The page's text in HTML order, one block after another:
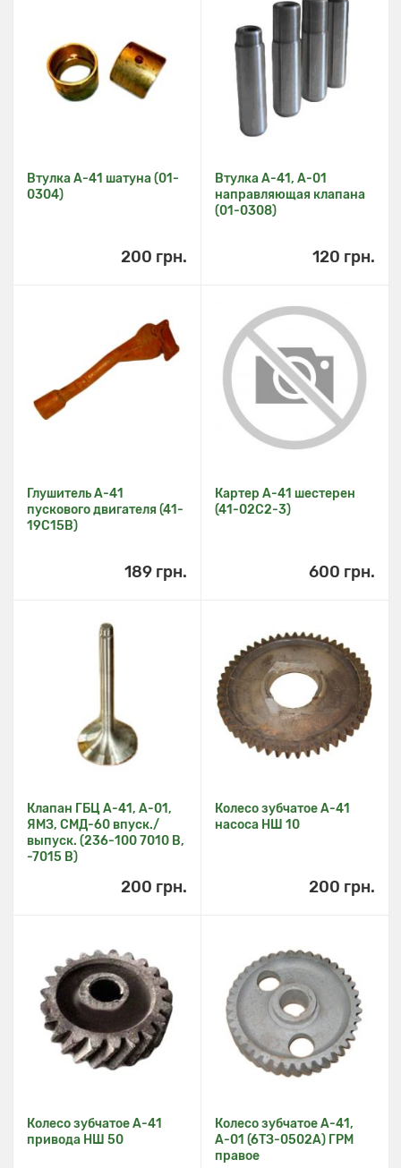
Втулка А-41 шатуна (01-
0304)
200 грн.
Втулка А-41, А-01
направляющая клапана
(01-0308)
120 грн.
Глушитель А-41
пускового двигателя (41-
19С15В)
189 грн.
Картер А-41 шестерен
(41-02С2-3)
600 грн.
Клапан ГБЦ А-41, А-01,
ЯМЗ, СМД-60 впуск./
выпуск. (236-100 7010 В,
-7015 В)
200 грн.
Колесо зубчатое А-41
насоса НШ 10
200 грн.
Колесо зубчатое А-41
привода НШ 50
Колесо зубчатое А-41,
А-01 (6ТЗ-0502А) ГРМ
правое